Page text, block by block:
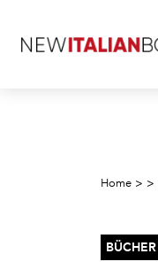
Home > >
BÜCHER